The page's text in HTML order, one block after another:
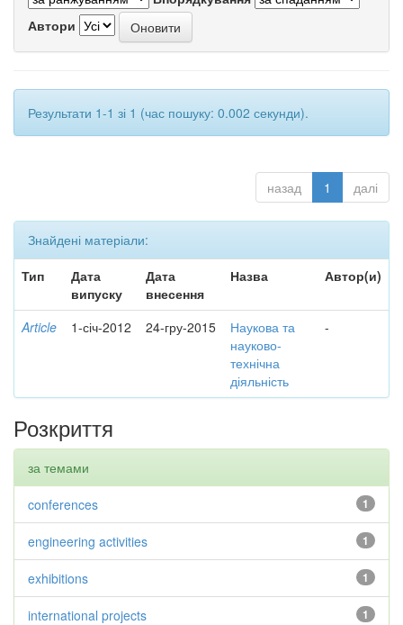
Автори
Результати 1-1 зі 1 (час пошуку: 0.002 секунди).
назад 1 далі
Знайдені матеріали:
Тип
Дата
випуску
Дата
внесення
Назва Автор(и)
Article 1-січ-2012 24-гру-2015
Наукова та
науково-
технічна
діяльність
-
Розкриття
за темами
1
conferences
1
engineering activities
1
exhibitions
1
international projects